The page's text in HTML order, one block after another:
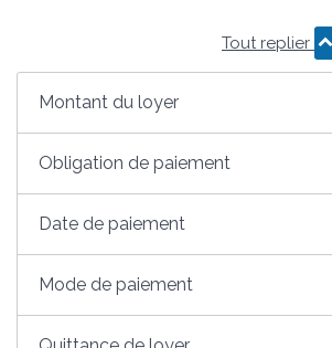
Tout replier
Montant du loyer
Obligation de paiement
Date de paiement
Mode de paiement